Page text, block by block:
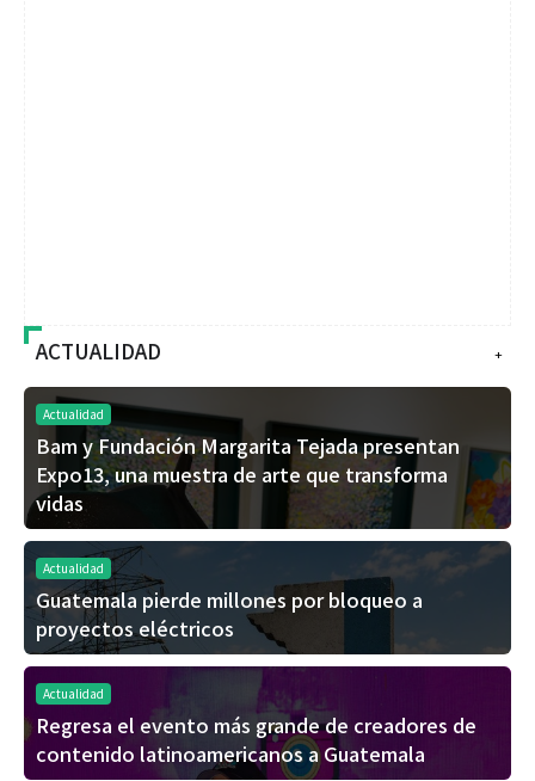
+
ACTUALIDAD
Actualidad
Bam y Fundación Margarita Tejada presentan
Expo13, una muestra de arte que transforma
vidas
Actualidad
Guatemala pierde millones por bloqueo a
proyectos eléctricos
Actualidad
Regresa el evento más grande de creadores de
contenido latinoamericanos a Guatemala